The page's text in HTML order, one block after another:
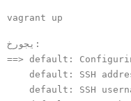
vagrant up
خروجی:
==> default:
default: SSH
default: SSH